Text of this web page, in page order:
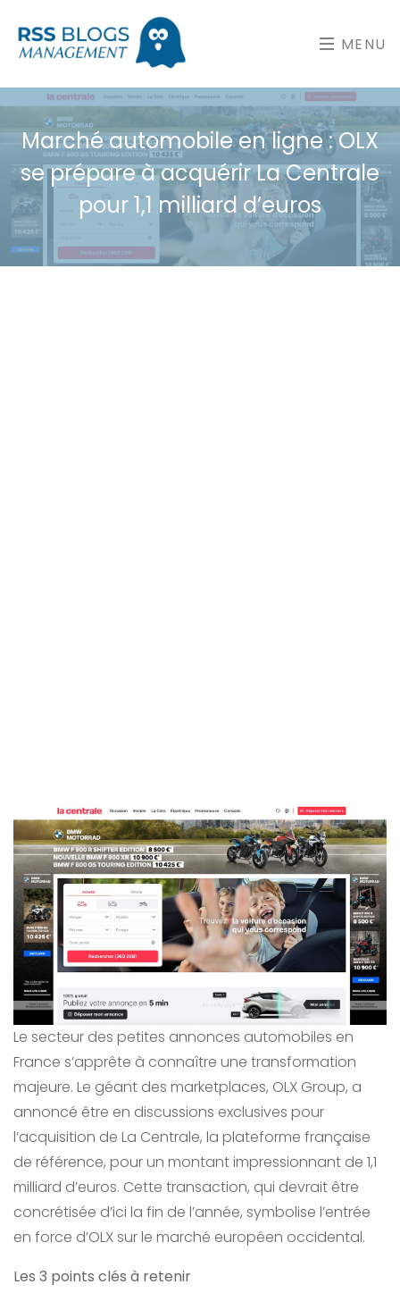
MENU
Marché automobile en ligne : OLX
se prépare à acquérir La Centrale
pour 1,1 milliard d’euros
Le secteur des petites annonces automobiles en
France s’apprête à connaître une transformation
majeure. Le géant des marketplaces, OLX Group, a
annoncé être en discussions exclusives pour
l’acquisition de La Centrale, la plateforme française
de référence, pour un montant impressionnant de 1,1
milliard d’euros. Cette transaction, qui devrait être
concrétisée d’ici la fin de l’année, symbolise l’entrée
en force d’OLX sur le marché européen occidental.
Les 3 points clés à retenir